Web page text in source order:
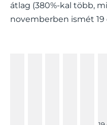
átlag (380%-kal több,
novemberben ismét 19